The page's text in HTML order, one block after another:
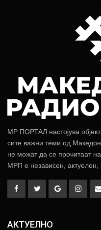
МР ПОРТАЛ настојува
сите важни теми од
не можат да се прочитаат
МРП е независен, актуелен,
АКТУЕЛНО